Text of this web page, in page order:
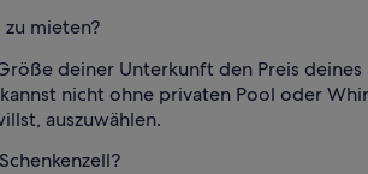
mieten?
deiner Unterkunft den Preis deines
nicht ohne privaten Pool oder
auszuwählen.